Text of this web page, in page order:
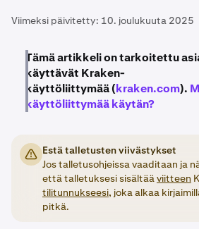
Viimeksi päivitetty: 10. joulukuuta 2025
Tämä artikkeli on tarkoitettu
käyttävät Kraken-
käyttöliittymää (kraken.com).
käyttöliittymää käytän?
Estä talletusten viivästykset
Jos talletusohjeissa vaaditaan ja
että talletuksesi sisältääviitteen
tilitunnukseesi, joka alkaa
pitkä.